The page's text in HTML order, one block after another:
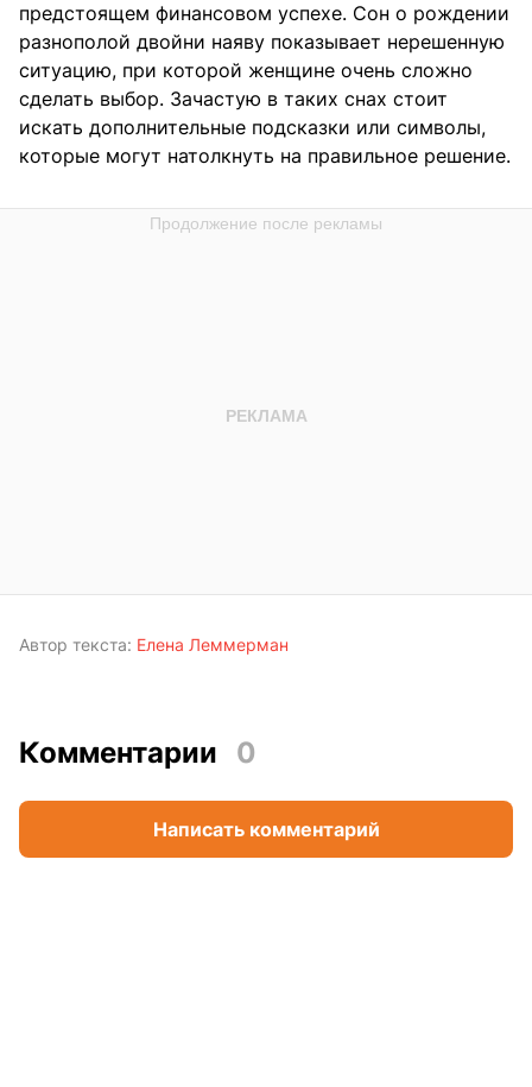
предстоящем финансовом успехе. Сон о рождении
разнополой двойни наяву показывает нерешенную
ситуацию, при которой женщине очень сложно
сделать выбор. Зачастую в таких снах стоит
искать дополнительные подсказки или символы,
которые могут натолкнуть на правильное решение.
Автор текста: Елена Леммерман
Комментарии 0
Написать комментарий